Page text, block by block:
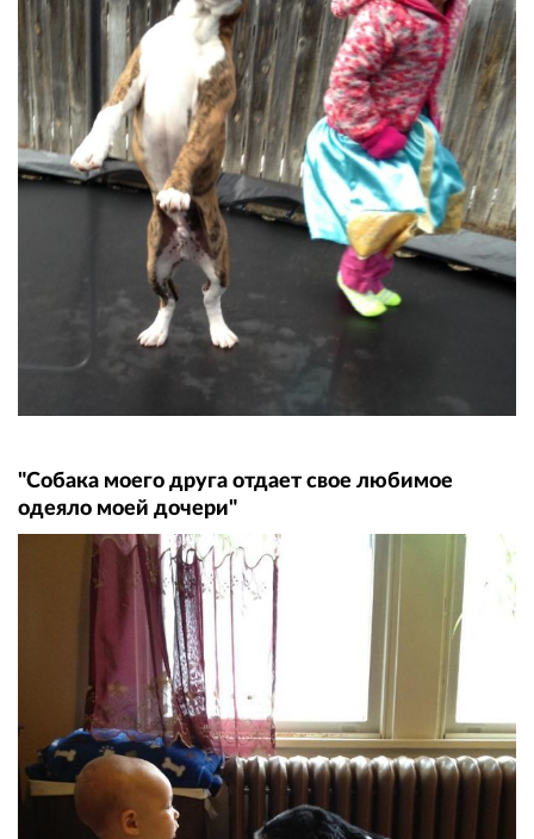
"Собака моего друга отдает свое любимое
одеяло моей дочери"